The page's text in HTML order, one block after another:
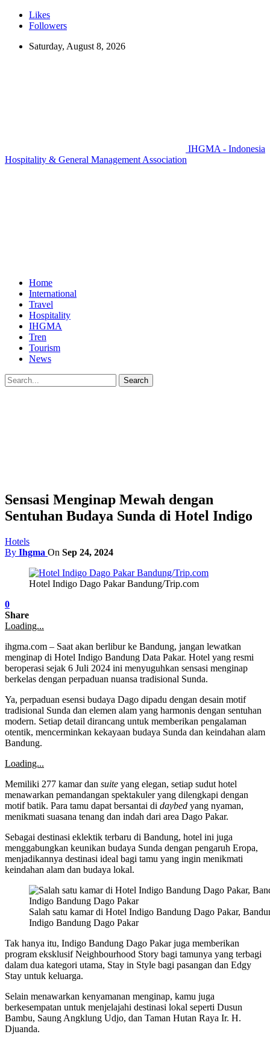
Likes
Followers
Saturday, August 8, 2026
IHGMA - Indonesia
Hospitality & General Management Association
Home
International
Travel
Hospitality
IHGMA
Tren
Tourism
News
Sensasi Menginap Mewah dengan
Sentuhan Budaya Sunda di Hotel Indigo
Hotels
By Ihgma On Sep 24, 2024
Hotel Indigo Dago Pakar Bandung/Trip.com
0
Share
Loading...
ihgma.com – Saat akan berlibur ke Bandung, jangan lewatkan
menginap di Hotel Indigo Bandung Data Pakar. Hotel yang resmi
beroperasi sejak 6 Juli 2024 ini menyuguhkan sensasi menginap
berkelas dengan perpaduan nuansa tradisional Sunda.
Ya, perpaduan esensi budaya Dago dipadu dengan desain motif
tradisional Sunda dan elemen alam yang harmonis dengan sentuhan
modern. Setiap detail dirancang untuk memberikan pengalaman
otentik, mencerminkan kekayaan budaya Sunda dan keindahan alam
Bandung.
Loading...
Memiliki 277 kamar dan suite yang elegan, setiap sudut hotel
menawarkan pemandangan spektakuler yang dilengkapi dengan
motif batik. Para tamu dapat bersantai di daybed yang nyaman,
menikmati suasana tenang dan indah dari area Dago Pakar.
Sebagai destinasi eklektik terbaru di Bandung, hotel ini juga
menggabungkan keunikan budaya Sunda dengan pengaruh Eropa,
menjadikannya destinasi ideal bagi tamu yang ingin menikmati
keindahan alam dan budaya lokal.
Salah satu kamar di Hotel Indigo Bandung Dago Pakar,
Indigo Bandung Dago Pakar
Tak hanya itu, Indigo Bandung Dago Pakar juga memberikan
program eksklusif Neighbourhood Story bagi tamunya yang terbagi
dalam dua kategori utama, Stay in Style bagi pasangan dan Edgy
Stay untuk keluarga.
Selain menawarkan kenyamanan menginap, kamu juga
berkesempatan untuk menjelajahi destinasi lokal seperti Dusun
Bambu, Saung Angklung Udjo, dan Taman Hutan Raya Ir. H.
Djuanda.